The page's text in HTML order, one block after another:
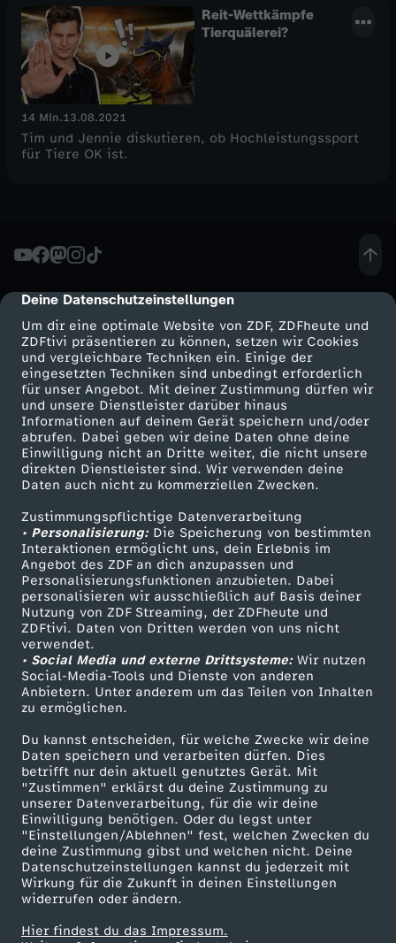
cmp-dialog-description
Deine Datenschutzeinstellungen
Um dir eine optimale Website von ZDF, ZDFheute und
ZDFtivi präsentieren zu können, setzen wir Cookies
und vergleichbare Techniken ein. Einige der
eingesetzten Techniken sind unbedingt erforderlich
für unser Angebot. Mit deiner Zustimmung dürfen wir
und unsere Dienstleister darüber hinaus
Informationen auf deinem Gerät speichern und/oder
abrufen. Dabei geben wir deine Daten ohne deine
Einwilligung nicht an Dritte weiter, die nicht unsere
direkten Dienstleister sind. Wir verwenden deine
Daten auch nicht zu kommerziellen Zwecken.
Zustimmungspflichtige Datenverarbeitung
• Personalisierung:Die Speicherung von bestimmten
Interaktionen ermöglicht uns, dein Erlebnis im
Angebot des ZDF an dich anzupassen und
Personalisierungsfunktionen anzubieten. Dabei
personalisieren wir ausschließlich auf Basis deiner
Nutzung von ZDF Streaming, der ZDFheute und
ZDFtivi. Daten von Dritten werden von uns nicht
verwendet.
• Social Media und externe Drittsysteme:Wir nutzen
Social-Media-Tools und Dienste von anderen
Anbietern. Unter anderem um das Teilen von Inhalten
zu ermöglichen.
Du kannst entscheiden, für welche Zwecke wir deine
Daten speichern und verarbeiten dürfen. Dies
betrifft nur dein aktuell genutztes Gerät. Mit
"Zustimmen" erklärst du deine Zustimmung zu
unserer Datenverarbeitung, für die wir deine
Einwilligung benötigen. Oder du legst unter
"Einstellungen/Ablehnen" fest, welchen Zwecken du
deine Zustimmung gibst und welchen nicht. Deine
Datenschutzeinstellungen kannst du jederzeit mit
Wirkung für die Zukunft in deinen Einstellungen
widerrufen oder ändern.
Hier findest du das Impressum.
Reit-Wettkämpfe
Tierquälerei?
14 Min.13.08.2021
Tim und Jennie diskutieren, ob Hochleistungssport
für Tiere OK ist.
Mehr ZDF
ZDF-Apps
Smart TV
ZDFtext
Livestreams
Sendungen A-Z
TV-Programm
Service
ZDFmitreden
Kontakt zum ZDF
Tickets
Zuschauerservice
Hilfe
ZDF Unternehmen
Karriere
ZDF goes Schule
Werbefernsehen
Mainzelmännchen